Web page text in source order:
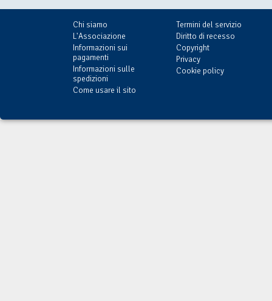
Chi siamo
L'Associazione
Informazioni sui
pagamenti
Informazioni sulle
spedizioni
Come usare il sito
Termini del servizio
Diritto di recesso
Copyright
Privacy
Cookie policy